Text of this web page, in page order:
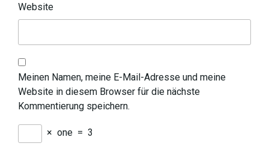
Website
Meinen Namen, meine E-Mail-Adresse und meine
Website in diesem Browser für die nächste
Kommentierung speichern.
× one = 3